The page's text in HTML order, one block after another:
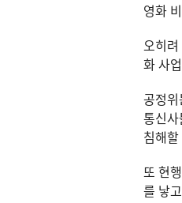
영화
오히
화 사
공정위
통신사
침해할
또 현
를 낳